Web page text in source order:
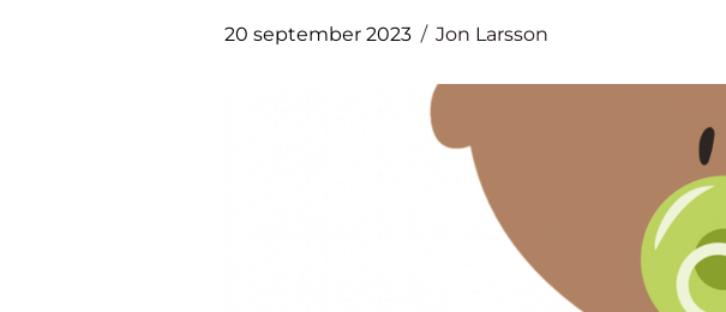
20 september 2023 Jon Larsson